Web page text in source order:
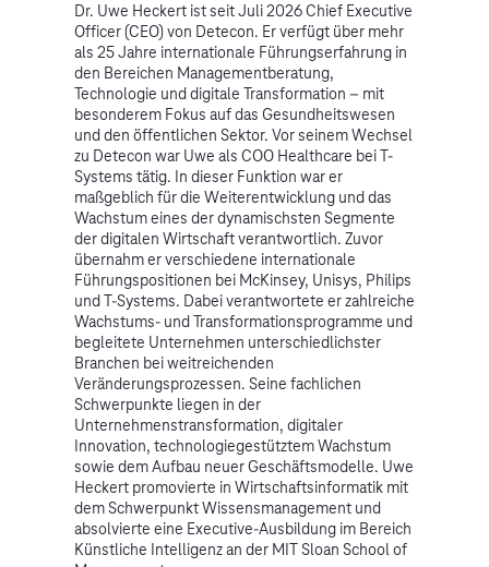
Dr. Uwe Heckert ist seit Juli 2026 Chief Executive
Officer (CEO) von Detecon. Er verfügt über mehr
als 25 Jahre internationale Führungserfahrung in
den Bereichen Managementberatung,
Technologie und digitale Transformation – mit
besonderem Fokus auf das Gesundheitswesen
und den öffentlichen Sektor. Vor seinem Wechsel
zu Detecon war Uwe als COO Healthcare bei T-
Systems tätig. In dieser Funktion war er
maßgeblich für die Weiterentwicklung und das
Wachstum eines der dynamischsten Segmente
der digitalen Wirtschaft verantwortlich. Zuvor
übernahm er verschiedene internationale
Führungspositionen bei McKinsey, Unisys, Philips
und T-Systems. Dabei verantwortete er zahlreiche
Wachstums- und Transformationsprogramme und
begleitete Unternehmen unterschiedlichster
Branchen bei weitreichenden
Veränderungsprozessen. Seine fachlichen
Schwerpunkte liegen in der
Unternehmenstransformation, digitaler
Innovation, technologiegestütztem Wachstum
sowie dem Aufbau neuer Geschäftsmodelle. Uwe
Heckert promovierte in Wirtschaftsinformatik mit
dem Schwerpunkt Wissensmanagement und
absolvierte eine Executive-Ausbildung im Bereich
Künstliche Intelligenz an der MIT Sloan School of